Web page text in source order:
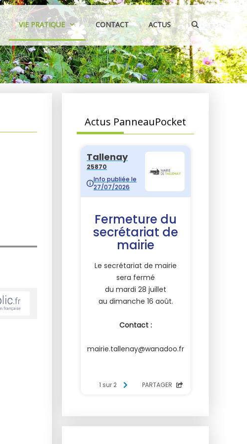
VIE PRATIQUE CONTACT ACTUS
Actus PanneauPocket